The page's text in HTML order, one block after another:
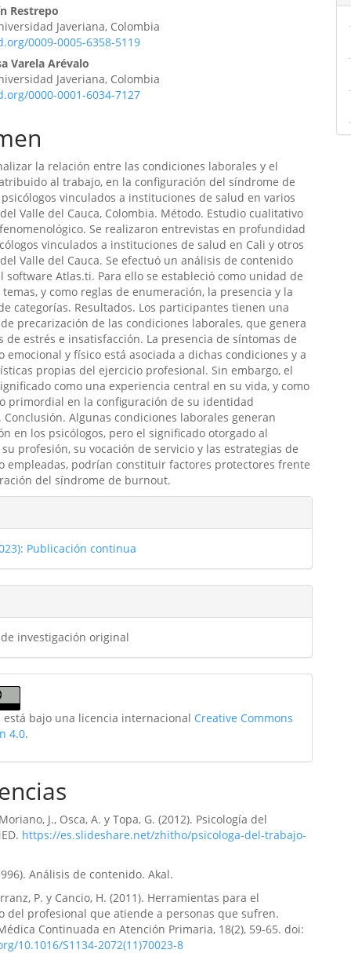
Restrepo
Javeriana, Colombia
0009-0005-6358-5119
Varela Arévalo
Javeriana, Colombia
0000-0001-6034-7127
la relación entre las condiciones laborales y el
al trabajo, en la configuración del síndrome de
vinculados a instituciones de salud en varios
Valle del Cauca, Colombia. Método. Estudio cualitativo
Se realizaron entrevistas en profundidad
vinculados a instituciones de salud en Cali y otros
Valle del Cauca. Se efectuó un análisis de contenido
software Atlas.ti. Para ello se estableció como unidad de
y como reglas de enumeración, la presencia y la
categorías. Resultados. Los participantes tienen una
precarización de las condiciones laborales, que genera
de estrés e insatisfacción. La presencia de síntomas de
emocional y físico está asociada a dichas condiciones y a
propias del ejercicio profesional. Sin embargo, el
como una experiencia central en su vida, y como
primordial en la configuración de su identidad
Algunas condiciones laborales generan
en los psicólogos, pero el significado otorgado al
profesión, su vocación de servicio y las estrategias de
empleadas, podrían constituir factores protectores frente
del síndrome de burnout.
Publicación continua
investigación original
está bajo una licencia internacional Creative Commons
4.0.
J., Osca, A. y Topa, G. (2012). Psicología del
https://es.slideshare.net/zhitho/psicologa-del-trabajo-
Análisis de contenido. Akal.
P. y Cancio, H. (2011). Herramientas para el
del profesional que atiende a personas que sufren.
Continuada en Atención Primaria, 18(2), 59-65. doi:
10.1016/S1134-2072(11)70023-8